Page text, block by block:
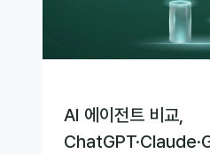
트
지
니
AI 에이전트 비교,